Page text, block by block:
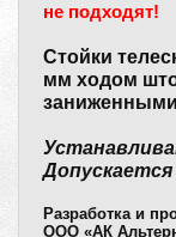
не подходят!
Стойки
мм ходом
Разработка и
ООО «АК